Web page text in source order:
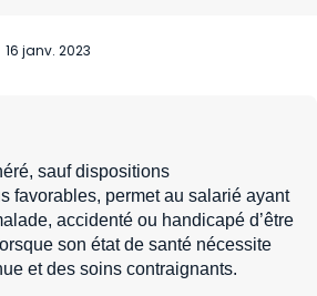
16 janv. 2023
sauf dispositions
favorables, permet au salarié ayant
accidenté ou handicapé d’être
son état de santé nécessite
et des soins contraignants.